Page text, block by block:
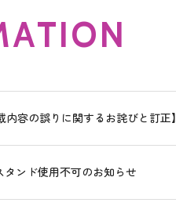
ATION
内容の誤りに関するお詫びと訂正】
タンド使用不可のお知らせ